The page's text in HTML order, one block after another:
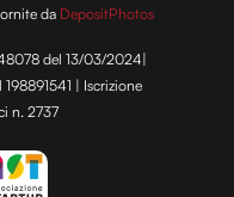
da DepositPhotos
del 13/03/2024|
| Iscrizione
n. 2737